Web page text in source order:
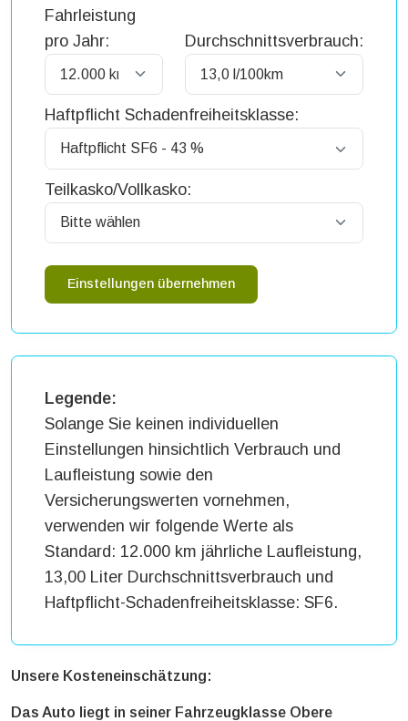
Fahrleistung
pro Jahr:
Durchschnittsverbrauch:
Haftpflicht Schadenfreiheitsklasse:
Teilkasko/Vollkasko:
Einstellungen übernehmen
Legende:
Solange Sie keinen individuellen
Einstellungen hinsichtlich Verbrauch und
Laufleistung sowie den
Versicherungswerten vornehmen,
verwenden wir folgende Werte als
Standard: 12.000 km jährliche Laufleistung,
13,00 Liter Durchschnittsverbrauch und
Haftpflicht-Schadenfreiheitsklasse: SF6.
Unsere Kosteneinschätzung:
Das Auto liegt in seiner Fahrzeugklasse Obere